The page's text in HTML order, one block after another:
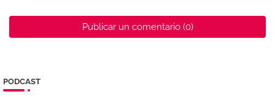
Publicar un comentario (0)
PODCAST